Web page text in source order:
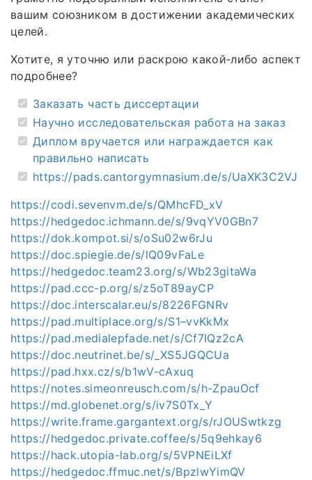
вашим союзником в достижении академических
целей.
Хотите, я уточню или раскрою какой‑либо аспект
подробнее?
Заказать часть диссертации
Научно исследовательская работа на заказ
Диплом вручается или награждается как
правильно написать
https://pads.cantorgymnasium.de/s/UaXK3C2VJ
https://codi.sevenvm.de/s/QMhcFD_xV
https://hedgedoc.ichmann.de/s/9vqYV0GBn7
https://dok.kompot.si/s/oSu02w6rJu
https://doc.spiegie.de/s/lQ09vFaLe
https://hedgedoc.team23.org/s/Wb23gitaWa
https://pad.ccc-p.org/s/z5oT89ayCP
https://doc.interscalar.eu/s/8226FGNRv
https://pad.multiplace.org/s/S1–vvKkMx
https://pad.medialepfade.net/s/Cf7IQz2cA
https://doc.neutrinet.be/s/_XS5JGQCUa
https://pad.hxx.cz/s/b1wV-cAxuq
https://notes.simeonreusch.com/s/h-ZpauOcf
https://md.globenet.org/s/iv7S0Tx_Y
https://write.frame.gargantext.org/s/rJOUSwtkzg
https://hedgedoc.private.coffee/s/5q9ehkay6
https://hack.utopia-lab.org/s/5VPNEiLXf
https://hedgedoc.ffmuc.net/s/BpzlwYimQV